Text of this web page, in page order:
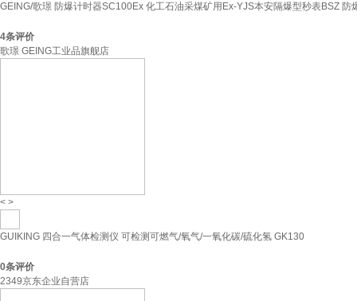
GEING/歌璟 防爆计时器SC100Ex 化工石油采煤矿用Ex-YJS本安隔爆型秒表BSZ 防
4条评价
歌璟 GEING工业品旗舰店
< >
GUIKING 四合一气体检测仪 可检测可燃气/氧气/一氧化碳/硫化氢 GK130
0条评价
2349京东企业自营店